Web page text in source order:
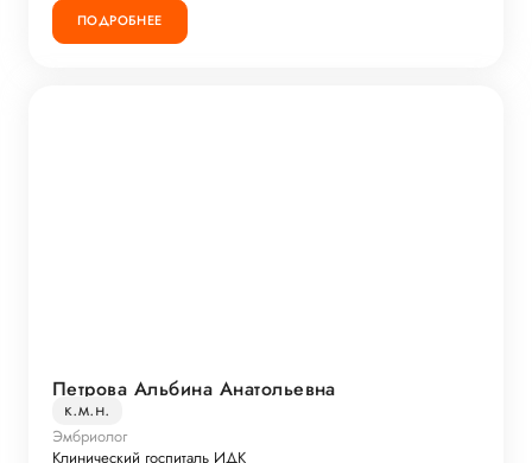
ПОДРОБНЕЕ
Петрова Альбина Анатольевна
к.м.н.
Эмбриолог
Клинический госпиталь ИДК